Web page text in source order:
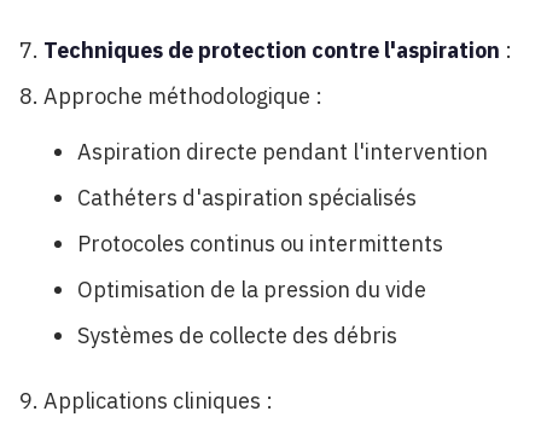
Techniques de protection contre l'aspiration :
Approche méthodologique :
Aspiration directe pendant l'intervention
Cathéters d'aspiration spécialisés
Protocoles continus ou intermittents
Optimisation de la pression du vide
Systèmes de collecte des débris
Applications cliniques :